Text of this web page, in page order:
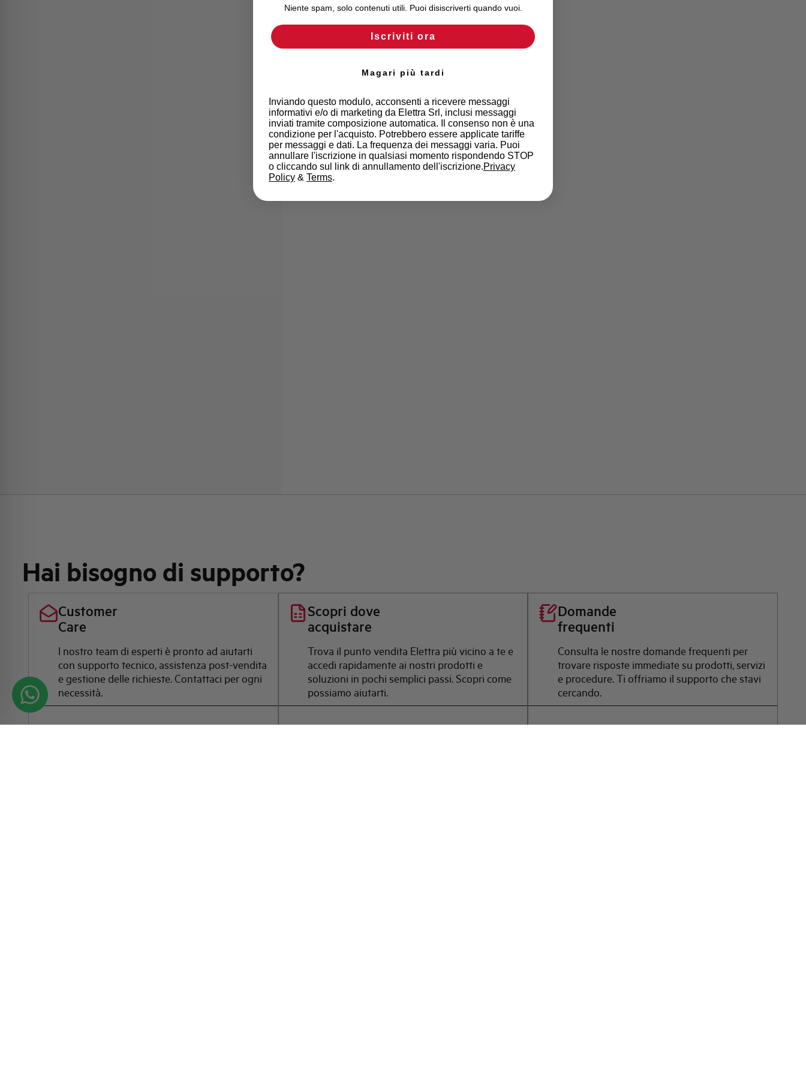
Hai bisogno di supporto?
Customer
Care
l nostro team di esperti è pronto ad aiutarti
con supporto tecnico, assistenza post-vendita
e gestione delle richieste. Contattaci per ogni
necessità.
Scopri dove
acquistare
Trova il punto vendita Elettra più vicino a te e
accedi rapidamente ai nostri prodotti e
soluzioni in pochi semplici passi. Scopri come
possiamo aiutarti.
Domande
frequenti
Consulta le nostre domande frequenti per
trovare risposte immediate su prodotti, servizi
e procedure. Ti offriamo il supporto che stavi
cercando.
Niente spam, solo contenuti utili. Puoi disiscriverti quando vuoi.
Iscriviti ora
Magari più tardi
Inviando questo modulo, acconsenti a ricevere messaggi
informativi e/o di marketing da Elettra Srl, inclusi messaggi
inviati tramite composizione automatica. Il consenso non è una
condizione per l'acquisto. Potrebbero essere applicate tariffe
per messaggi e dati. La frequenza dei messaggi varia. Puoi
annullare l'iscrizione in qualsiasi momento rispondendo STOP
o cliccando sul link di annullamento dell'iscrizione.Privacy
Policy & Terms.